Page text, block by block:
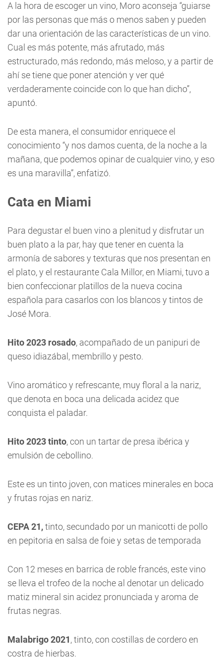
A la hora de escoger un vino, Moro aconseja “guiarse
por las personas que más o menos saben y pueden
dar una orientación de las características de un vino.
Cual es más potente, más afrutado, más
estructurado, más redondo, más meloso, y a partir de
ahí se tiene que poner atención y ver qué
verdaderamente coincide con lo que han dicho”,
apuntó.
De esta manera, el consumidor enriquece el
conocimiento “y nos damos cuenta, de la noche a la
mañana, que podemos opinar de cualquier vino, y eso
es una maravilla”, enfatizó.
Cata en Miami
Para degustar el buen vino a plenitud y disfrutar un
buen plato a la par, hay que tener en cuenta la
armonía de sabores y texturas que nos presentan en
el plato, y el restaurante Cala Millor, en Miami, tuvo a
bien confeccionar platillos de la nueva cocina
española para casarlos con los blancos y tintos de
José Mora.
Hito 2023 rosado, acompañado de un panipuri de
queso idiazábal, membrillo y pesto.
Vino aromático y refrescante, muy floral a la nariz,
que denota en boca una delicada acidez que
conquista el paladar.
Hito 2023 tinto, con un tartar de presa ibérica y
emulsión de cebollino.
Este es un tinto joven, con matices minerales en boca
y frutas rojas en nariz.
CEPA 21,tinto, secundado por un manicotti de pollo
en pepitoria en salsa de foie y setas de temporada
Con 12 meses en barrica de roble francés, este vino
se lleva el trofeo de la noche al denotar un delicado
matiz mineral sin acidez pronunciada y aroma de
frutas negras.
Malabrigo 2021, tinto, con costillas de cordero en
costra de hierbas.